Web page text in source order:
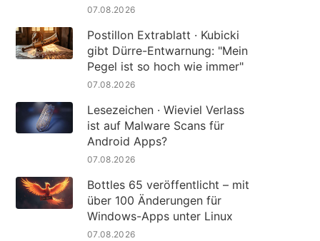
07.08.2026
Postillon Extrablatt · Kubicki
gibt Dürre-Entwarnung: "Mein
Pegel ist so hoch wie immer"
07.08.2026
Lesezeichen · Wieviel Verlass
ist auf Malware Scans für
Android Apps?
07.08.2026
Bottles 65 veröffentlicht – mit
über 100 Änderungen für
Windows-Apps unter Linux
07.08.2026